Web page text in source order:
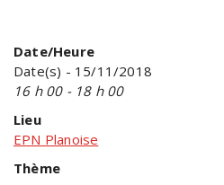
Date/Heure
Date(s) - 15/11/2018
16 h 00 - 18 h 00
Lieu
EPN Planoise
Thème